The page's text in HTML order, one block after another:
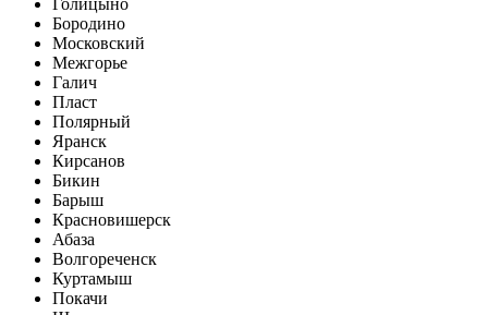
Голицыно
Бородино
Московский
Межгорье
Галич
Пласт
Полярный
Яранск
Кирсанов
Бикин
Барыш
Красновишерск
Абаза
Волгореченск
Куртамыш
Покачи